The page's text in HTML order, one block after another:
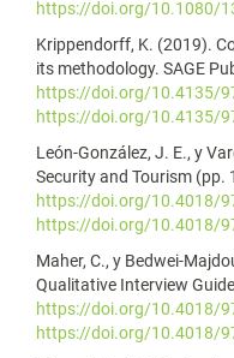
https://doi.org/10.1080/
Krippendorff, K. (2019).
its methodology. SAGE
https://doi.org/10.4135/
https://doi.org/10.4135/
León-González, J. E., y
Security and Tourism (pp.
https://doi.org/10.4018/
https://doi.org/10.4018/
Maher, C., y Bedwei-
Qualitative Interview
https://doi.org/10.4018/
https://doi.org/10.4018/